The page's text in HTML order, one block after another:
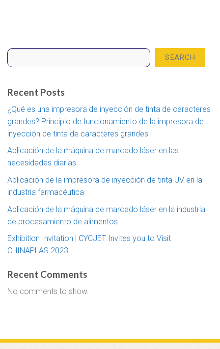
SEARCH
Recent Posts
¿Qué es una impresora de inyección de tinta de caracteres
grandes? Principio de funcionamiento de la impresora de
inyección de tinta de caracteres grandes
Aplicación de la máquina de marcado láser en las
necesidades diarias
Aplicación de la impresora de inyección de tinta UV en la
industria farmacéutica
Aplicación de la máquina de marcado láser en la industria
de procesamiento de alimentos
Exhibition Invitation | CYCJET Invites you to Visit
CHINAPLAS 2023
Recent Comments
No comments to show.